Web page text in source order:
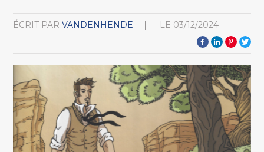
ÉCRIT PAR VANDENHENDE LE 03/12/2024